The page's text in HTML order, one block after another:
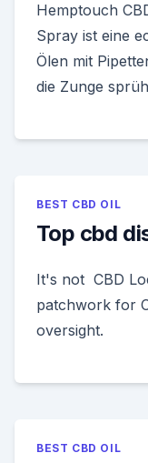
Hemptouch
Spray ist eine
Ölen mit
die Zunge
BEST CBD OIL
Top cbd
It's not CBD
patchwork for
oversight.
BEST CBD OIL